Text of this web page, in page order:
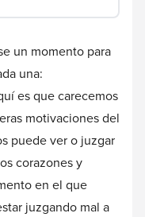
un momento para
una:
es que carecemos
motivaciones del
puede ver o juzgar
corazones y
en el que
juzgando mal a